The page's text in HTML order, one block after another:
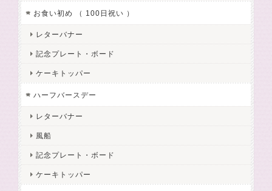
お食い初め （ 100日祝い ）
レターバナー
記念プレート・ボード
ケーキトッパー
ハーフバースデー
レターバナー
風船
記念プレート・ボード
ケーキトッパー